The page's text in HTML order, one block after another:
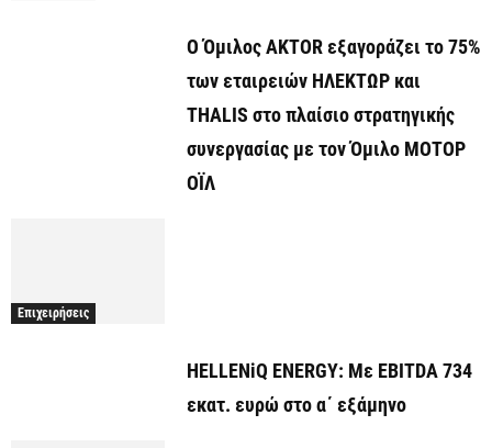
Ο Όμιλος AKTOR εξαγοράζει το 75%
των εταιρειών ΗΛΕΚΤΩΡ και
THALIS στο πλαίσιο στρατηγικής
συνεργασίας με τον Όμιλο ΜΟΤΟΡ
ΟΪΛ
Επιχειρήσεις
HELLENiQ ENERGY: Με EBITDA 734
εκατ. ευρώ στο α΄ εξάμηνο